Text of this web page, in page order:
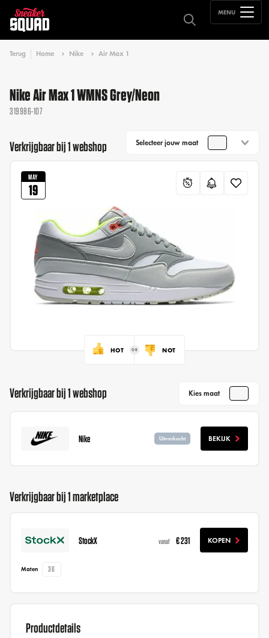
MENU
Terug Home Nike Air Max 1
Nike Air Max 1 WMNS Grey/Neon
319986-107
Verkrijgbaar bij 1 webshop Selecteer jouw maat
MAY
19
HOT NOT
Verkrijgbaar bij 1 webshop Kies maat
Nike Uitverkocht BEKIJK
Verkrijgbaar bij 1 marketplace
StockX vanaf € 231 KOPEN
Maten 36
Productdetails